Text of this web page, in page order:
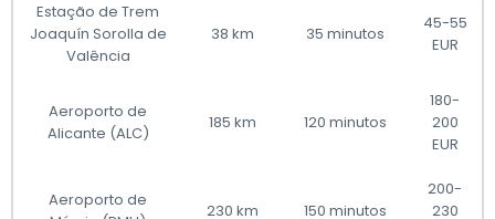
Estação de Trem
Joaquín Sorolla de
Valência
38 km 35 minutos
45-55
EUR
Aeroporto de
Alicante (ALC)
185 km 120 minutos
180-
200
EUR
Aeroporto de
230 km 150 minutos
200-
230